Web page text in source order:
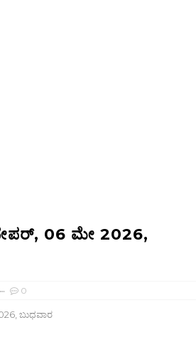
06 ಮೇ 2026,
0
ಬುಧವಾರ